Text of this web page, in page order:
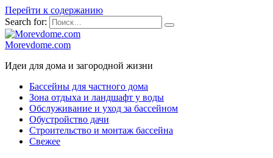
Перейти к содержанию
Search for:
Morevdome.com
Идеи для дома и загородной жизни
Бассейны для частного дома
Зона отдыха и ландшафт у воды
Обслуживание и уход за бассейном
Обустройство дачи
Строительство и монтаж бассейна
Свежее